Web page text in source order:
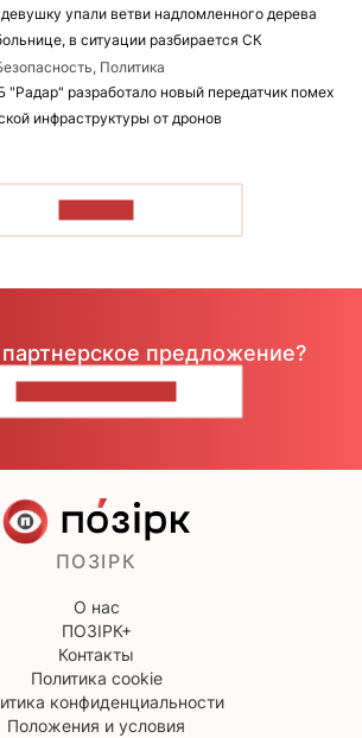
упали ветви надломленного дерева
в ситуации разбирается СК
Политика
"Радар" разработало новый передатчик помех
инфраструктуры от дронов
партнерское предложение?
ПОЗІРК
О нас
ПОЗІРК+
Контакты
Политика cookie
конфиденциальности
Положения и условия